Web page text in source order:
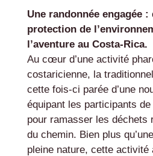
Une randonnée engagée :
protection de
l’aventure au Costa-Rica.
Au cœur d’une activité
costaricienne, la
cette fois-ci parée d’une
équipant les participants
pour ramasser les déchets
du chemin. Bien plus
pleine nature, cette activité